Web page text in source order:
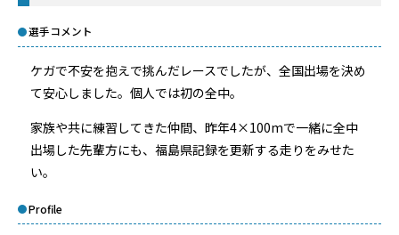
選手コメント
ケガで不安を抱えで挑んだレースでしたが、全国出場を決め
て安心しました。個人では初の全中。
家族や共に練習してきた仲間、昨年4×100mで一緒に全中
出場した先輩方にも、福島県記録を更新する走りをみせた
い。
Profile